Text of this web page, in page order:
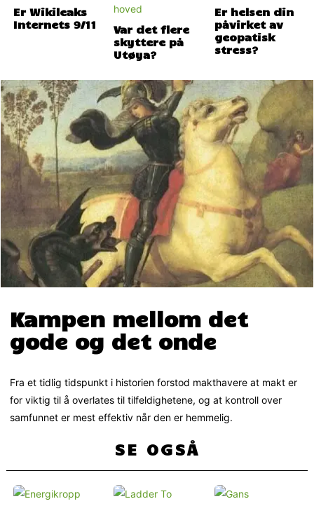
Er Wikileaks
Internets 9/11
Var det flere
skyttere på
Utøya?
Er helsen din
påvirket av
geopatisk
stress?
Kampen mellom det
gode og det onde
Fra et tidlig tidspunkt i historien forstod makthavere at makt er
for viktig til å overlates til tilfeldighetene, og at kontroll over
samfunnet er mest effektiv når den er hemmelig.
SE OGSÅ